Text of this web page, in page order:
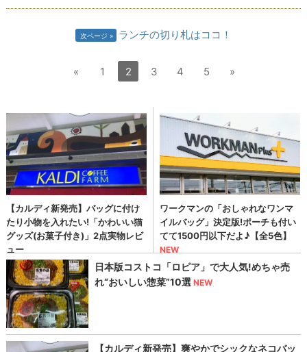
次ページ ランチの切り札はココ！
« 1 2 3 4 5 »